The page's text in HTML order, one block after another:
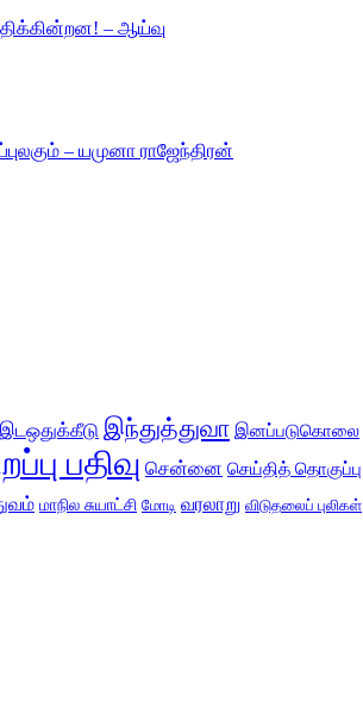
– ஆய்வு
– யமுனா ராஜேந்திரன்
இடஒதுக்கீடு இந்துத்துவா இனப்படுகொலை
பதிவு சென்னை செய்தித் தொகுப்பு
மாநில சுயாட்சி மோடி வரலாறு விடுதலைப் புலிகள்